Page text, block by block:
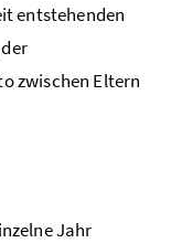
entstehenden
zwischen Eltern
Jahr